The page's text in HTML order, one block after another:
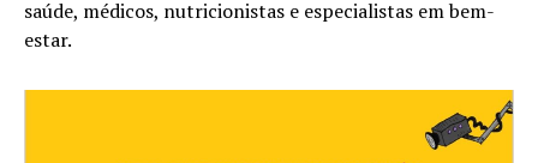
saúde, médicos, nutricionistas e especialistas em bem-
estar.